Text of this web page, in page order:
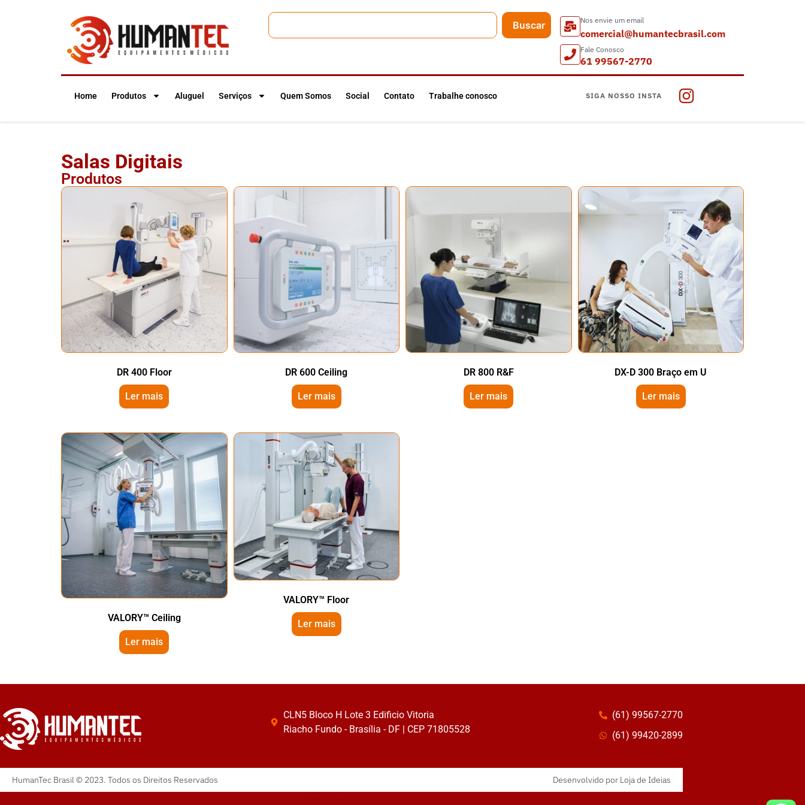
Buscar Nos envie um email
comercial@humantecbrasil.com
Fale Conosco
61 99567-2770
Home Produtos Aluguel Serviços Quem Somos Social Contato Trabalhe conosco SIGA NOSSO INSTA
Salas Digitais
Produtos
DR 400 Floor
Ler mais
DR 600 Ceiling
Ler mais
DR 800 R&F
Ler mais
DX-D 300 Braço em U
Ler mais
VALORY™ Ceiling
Ler mais
VALORY™ Floor
Ler mais
CLN5 Bloco H Lote 3 Edificio Vitoria
Riacho Fundo - Brasília - DF | CEP 71805528
(61) 99567-2770
(61) 99420-2899
HumanTec Brasil © 2023. Todos os Direitos Reservados Desenvolvido por Loja de Ideias